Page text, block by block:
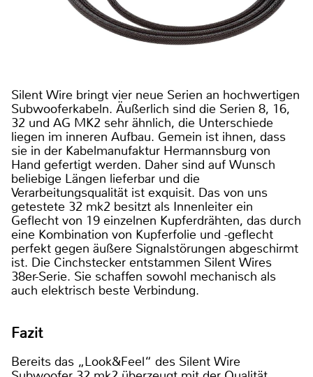
Silent Wire bringt vier neue Serien an hochwertigen
Subwooferkabeln. Äußerlich sind die Serien 8, 16,
32 und AG MK2 sehr ähnlich, die Unterschiede
liegen im inneren Aufbau. Gemein ist ihnen, dass
sie in der Kabelmanufaktur Hermannsburg von
Hand gefertigt werden. Daher sind auf Wunsch
beliebige Längen lieferbar und die
Verarbeitungsqualität ist exquisit. Das von uns
getestete 32 mk2 besitzt als Innenleiter ein
Geflecht von 19 einzelnen Kupferdrähten, das durch
eine Kombination von Kupferfolie und -geflecht
perfekt gegen äußere Signalstörungen abgeschirmt
ist. Die Cinchstecker entstammen Silent Wires
38er-Serie. Sie schaffen sowohl mechanisch als
auch elektrisch beste Verbindung.
Fazit
Bereits das „Look&Feel“ des Silent Wire